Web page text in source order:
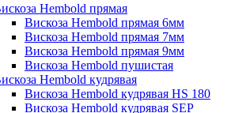
Hembold прямая
Вискоза Hembold прямая 6мм
Вискоза Hembold прямая 7мм
Вискоза Hembold прямая 9мм
Вискоза Hembold пушистая
Hembold кудрявая
Вискоза Hembold кудрявая HS 180
Вискоза Hembold кудрявая SEP